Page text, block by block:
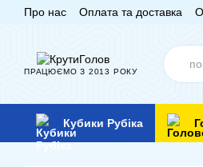
Перейти до основного контенту
Про нас Оплата та доставка
ПРАЦЮЄМО З 2013 РОКУ
Кубики Рубіка